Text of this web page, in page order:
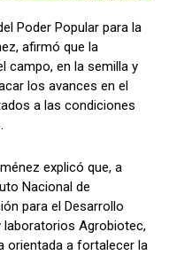
Poder Popular para la
afirmó que la
campo, en la semilla y
los avances en el
a las condiciones
explicó que, a
Nacional de
para el Desarrollo
Agrobiotec,
orientada a fortalecer la